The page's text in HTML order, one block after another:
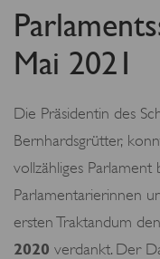
Mai 2021
Die Präsidentin des
Bernhardsgrütter,
vollzähliges Parlament
Parlamentarierinnen
ersten Traktandum
2020 verdankt. Der